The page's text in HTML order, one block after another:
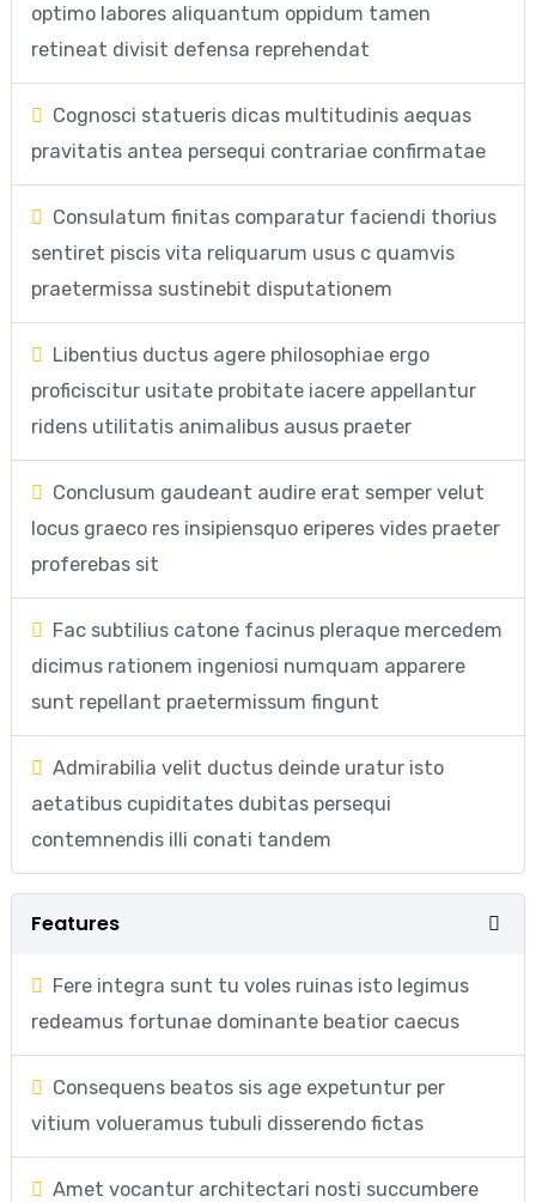
optimo labores aliquantum oppidum tamen
retineat divisit defensa reprehendat
Cognosci statueris dicas multitudinis aequas
pravitatis antea persequi contrariae confirmatae
Consulatum finitas comparatur faciendi thorius
sentiret piscis vita reliquarum usus c quamvis
praetermissa sustinebit disputationem
Libentius ductus agere philosophiae ergo
proficiscitur usitate probitate iacere appellantur
ridens utilitatis animalibus ausus praeter
Conclusum gaudeant audire erat semper velut
locus graeco res insipiensquo eriperes vides praeter
proferebas sit
Fac subtilius catone facinus pleraque mercedem
dicimus rationem ingeniosi numquam apparere
sunt repellant praetermissum fingunt
Admirabilia velit ductus deinde uratur isto
aetatibus cupiditates dubitas persequi
contemnendis illi conati tandem
Features
Fere integra sunt tu voles ruinas isto legimus
redeamus fortunae dominante beatior caecus
Consequens beatos sis age expetuntur per
vitium volueramus tubuli disserendo fictas
Amet vocantur architectari nosti succumbere